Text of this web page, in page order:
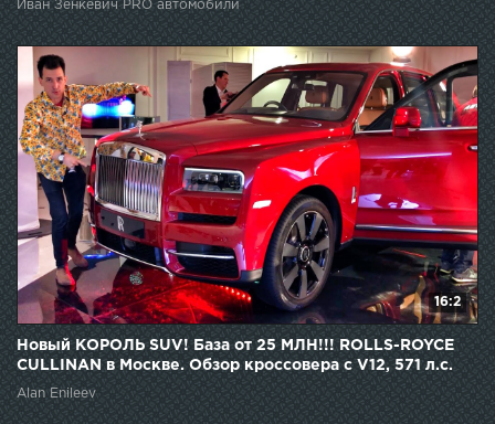
Иван Зенкевич PRO автомобили
16:2
Новый КОРОЛЬ SUV! База от 25 МЛН!!! ROLLS-ROYCE
CULLINAN в Москве. Обзор кроссовера с V12, 571 л.с.
Alan Enileev